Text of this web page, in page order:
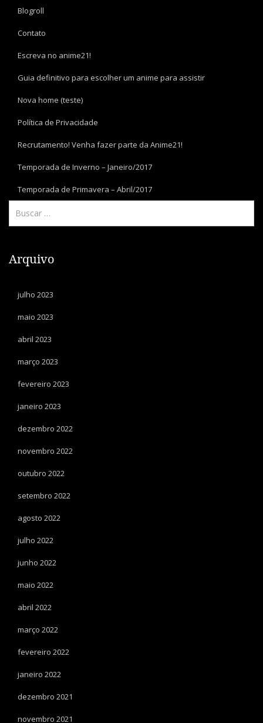
Blogroll
Contato
Escreva no anime21!
Guia definitivo para escolher um anime para assistir
Nova home (teste)
Política de Privacidade
Recrutamento! Venha fazer parte da Anime21!
Temporada de Inverno – Janeiro/2017
Temporada de Primavera – Abril/2017
Arquivo
julho 2023
maio 2023
abril 2023
março 2023
fevereiro 2023
janeiro 2023
dezembro 2022
novembro 2022
outubro 2022
setembro 2022
agosto 2022
julho 2022
junho 2022
maio 2022
abril 2022
março 2022
fevereiro 2022
janeiro 2022
dezembro 2021
novembro 2021